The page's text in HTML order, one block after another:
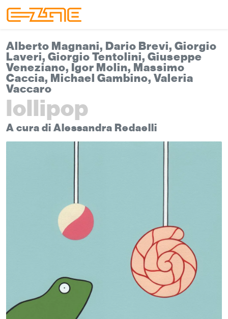
Alberto Magnani, Dario Brevi, Giorgio
Laveri, Giorgio Tentolini, Giuseppe
Veneziano, Igor Molin, Massimo
Caccia, Michael Gambino, Valeria
Vaccaro
lollipop
A cura di Alessandra Redaelli